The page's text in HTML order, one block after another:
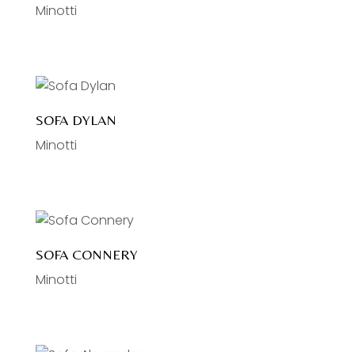
Minotti
SOFA DYLAN
Minotti
SOFA CONNERY
Minotti